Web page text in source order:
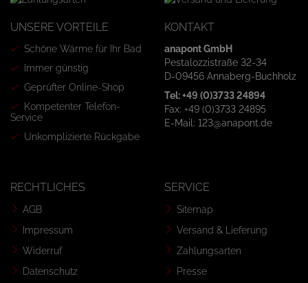
UNSERE VORTEILE
Schöne Wärme für Ihr Bad
Immer günstig
Geprüfter Online-Shop
Kompetenter Telefon-
Service
Unkomplizierte Rückgabe
KONTAKT
anapont GmbH
Pestalozzistraße 32-34
D-09456 Annaberg-Buchholz
Tel: +49 (0)3733 24894
Fax: +49 (0)3733 24895
E-Mail: 123@anapont.de
RECHTLICHES
AGB
Impressum
Widerruf
Datenschutz
SERVICE
Sitemap
Versand & Lieferung
Zahlungsarten
Presse